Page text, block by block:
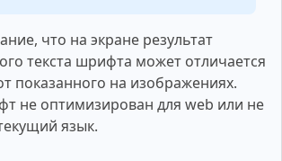
что на экране результат
текста шрифта может отличается
показанного на изображениях.
не оптимизирован для web или не
язык.